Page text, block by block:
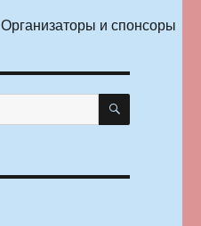
Организаторы и спонсоры
ПОИСК